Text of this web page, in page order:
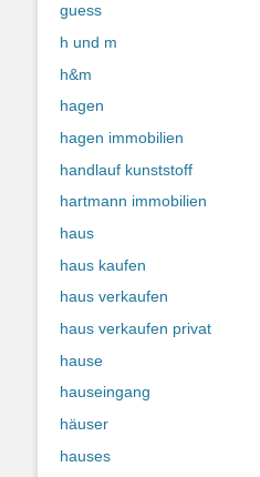
guess
h und m
h&m
hagen
hagen immobilien
handlauf kunststoff
hartmann immobilien
haus
haus kaufen
haus verkaufen
haus verkaufen privat
hause
hauseingang
häuser
hauses